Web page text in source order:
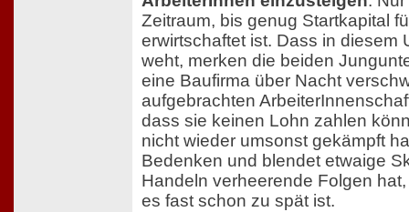
Zeitraum, bis genug Startkapital
erwirtschaftet ist. Dass in diesem
weht, merken die beiden
eine Baufirma über Nacht
aufgebrachten
dass sie keinen Lohn zahlen
nicht wieder umsonst gekämpft
Bedenken und blendet etwaige
Handeln verheerende Folgen
es fast schon zu spät ist.